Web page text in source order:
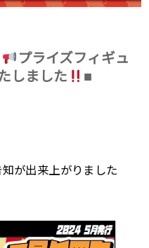
プライズフィギュ
しました
■
が出来上がりました